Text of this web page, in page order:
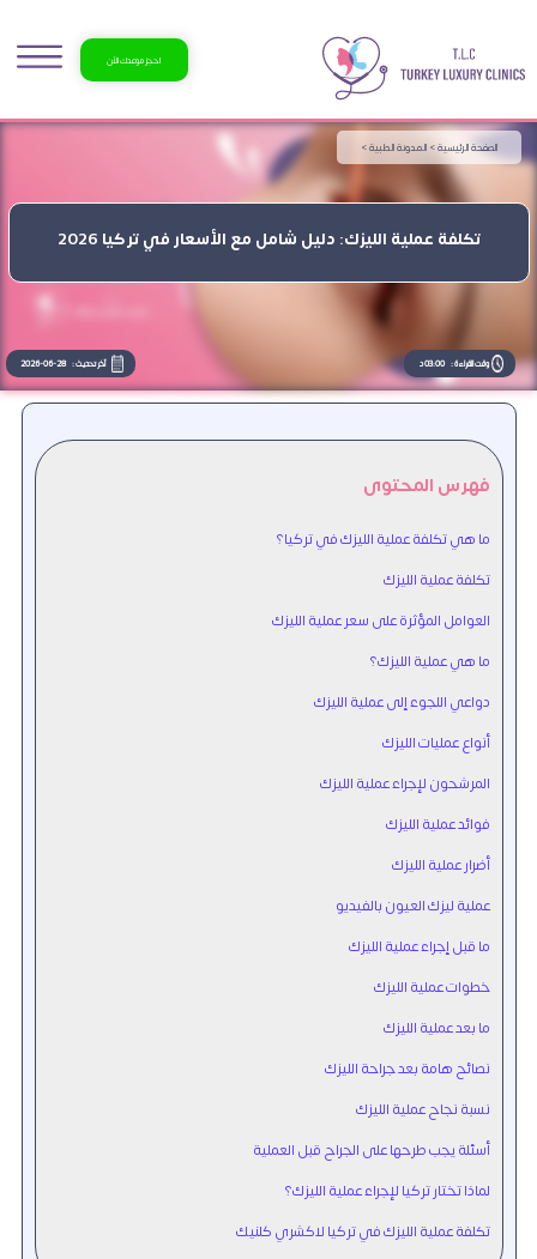
احجز موعدك الآن
تكلفة عملية الليزك: دليل شامل مع الأسعار في تركيا 2026
الصفحة الرئيسية >المدونة الطبية >
وقت القراءة : 03:00 د آخر تحديث : 2026-06-28
فهرس المحتوى
ما هي تكلفة عملية الليزك في تركيا؟
تكلفة عملية الليزك
العوامل المؤثرة على سعر عملية الليزك
ما هي عملية الليزك؟
دواعي اللجوء إلى عملية الليزك
أنواع عمليات الليزك
المرشحون لإجراء عملية الليزك
فوائد عملية الليزك
أضرار عملية الليزك
عملية ليزك العيون بالفيديو
ما قبل إجراء عملية الليزك
خطوات عملية الليزك
ما بعد عملية الليزك
نصائح هامة بعد جراحة الليزك
نسبة نجاح عملية الليزك
أسئلة يجب طرحها على الجراح قبل العملية
لماذا تختار تركيا لإجراء عملية الليزك؟
تكلفة عملية الليزك في تركيا لاكشري كلنيك